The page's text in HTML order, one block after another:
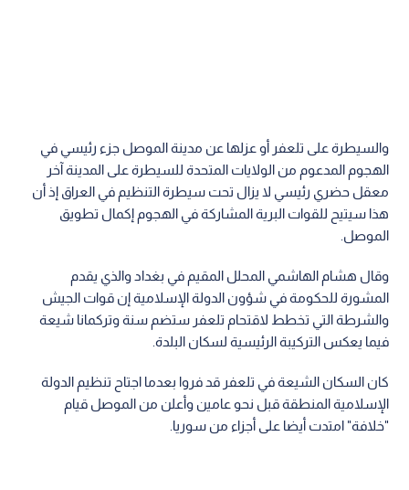
والسيطرة على تلعفر أو عزلها عن مدينة الموصل جزء رئيسي في
الهجوم المدعوم من الولايات المتحدة للسيطرة على المدينة آخر
معقل حضري رئيسي لا يزال تحت سيطرة التنظيم في العراق إذ أن
هذا سيتيح للقوات البرية المشاركة في الهجوم إكمال تطويق
الموصل.
وقال هشام الهاشمي المحلل المقيم في بغداد والذي يقدم
المشورة للحكومة في شؤون الدولة الإسلامية إن قوات الجيش
والشرطة التي تخطط لاقتحام تلعفر ستضم سنة وتركمانا شيعة
فيما يعكس التركيبة الرئيسية لسكان البلدة.
كان السكان الشيعة في تلعفر قد فروا بعدما اجتاح تنظيم الدولة
الإسلامية المنطقة قبل نحو عامين وأعلن من الموصل قيام
"خلافة" امتدت أيضا على أجزاء من سوريا.